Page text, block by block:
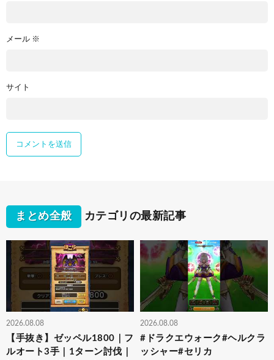
メール ※
サイト
まとめ全般 カテゴリの最新記事
2026.08.08
【手抜き】ゼッペル1800｜フ
ルオート3手｜1ターン討伐｜
2026.08.08
#ドラクエウォーク#ヘルクラ
ッシャー#セリカ